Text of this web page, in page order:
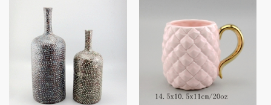
objects. Can be sold individually.
kann einzeln verkauft werden.